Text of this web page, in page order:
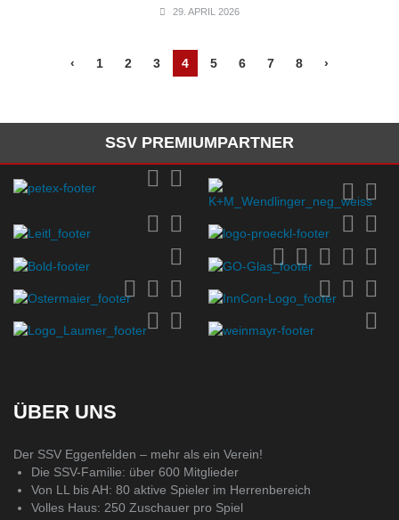
29. APRIL 2026
‹ 1 2 3 4 5 6 7 8 ›
SSV PREMIUMPARTNER
ÜBER UNS
Der SSV Eggenfelden – mehr als ein Verein!
Die SSV-Familie: über 600 Mitglieder
Von LL bis AH: 80 aktive Spieler im Herrenbereich
Volles Haus: 250 Zuschauer pro Spiel